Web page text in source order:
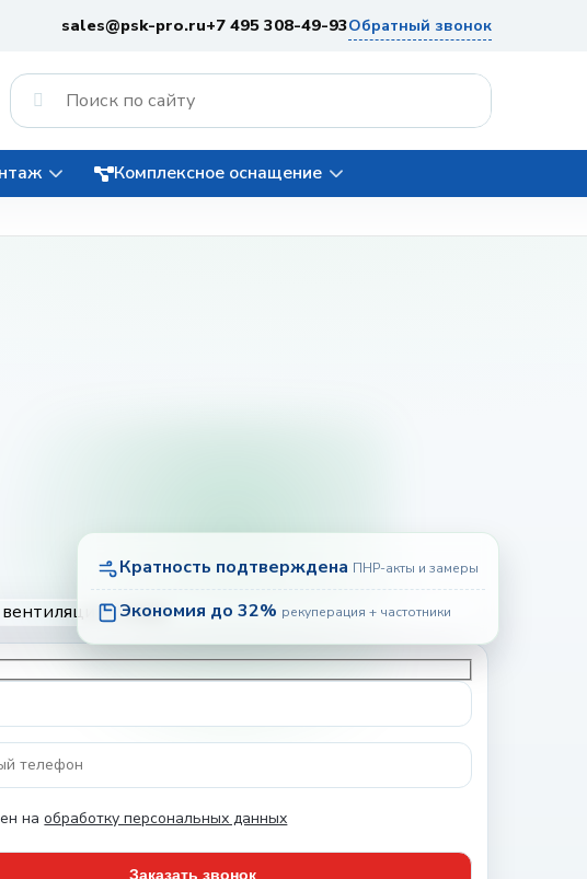
sales@psk-pro.ru+7 495 308-49-93Обратный звонок
Комплексное оснащение
Кратность подтверждена ПНР-акты и замеры
Экономия до 32% рекуперация + частотники
наобработку персональных данных